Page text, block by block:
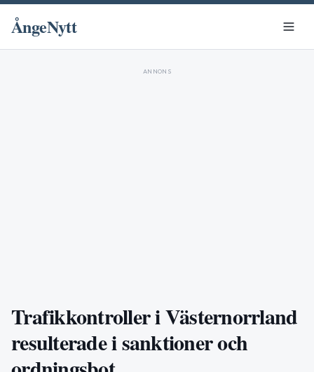
ÅngeNytt
ANNONS
Trafikkontroller i Västernorrland
resulterade i sanktioner och